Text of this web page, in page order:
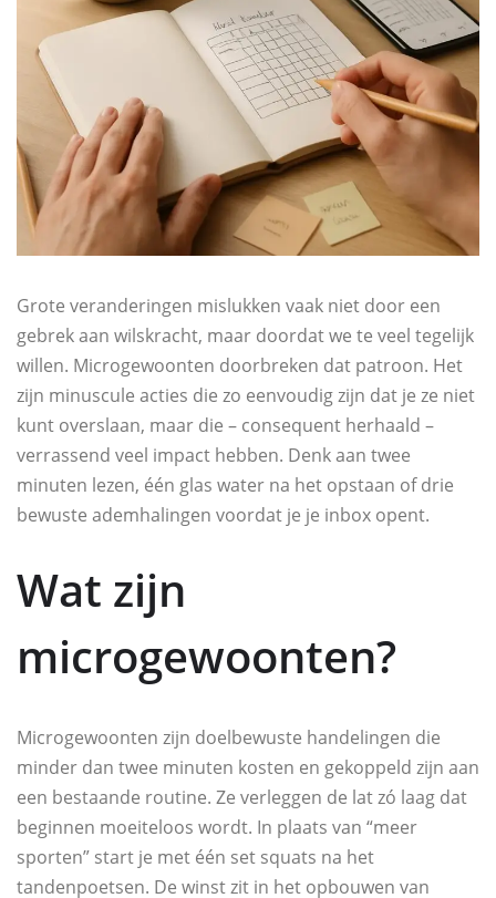
Grote veranderingen mislukken vaak niet door een
gebrek aan wilskracht, maar doordat we te veel tegelijk
willen. Microgewoonten doorbreken dat patroon. Het
zijn minuscule acties die zo eenvoudig zijn dat je ze niet
kunt overslaan, maar die – consequent herhaald –
verrassend veel impact hebben. Denk aan twee
minuten lezen, één glas water na het opstaan of drie
bewuste ademhalingen voordat je je inbox opent.
Wat zijn
microgewoonten?
Microgewoonten zijn doelbewuste handelingen die
minder dan twee minuten kosten en gekoppeld zijn aan
een bestaande routine. Ze verleggen de lat zó laag dat
beginnen moeiteloos wordt. In plaats van “meer
sporten” start je met één set squats na het
tandenpoetsen. De winst zit in het opbouwen van